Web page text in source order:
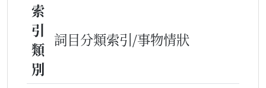
索
引
類
別
詞目分類索引/事物情狀